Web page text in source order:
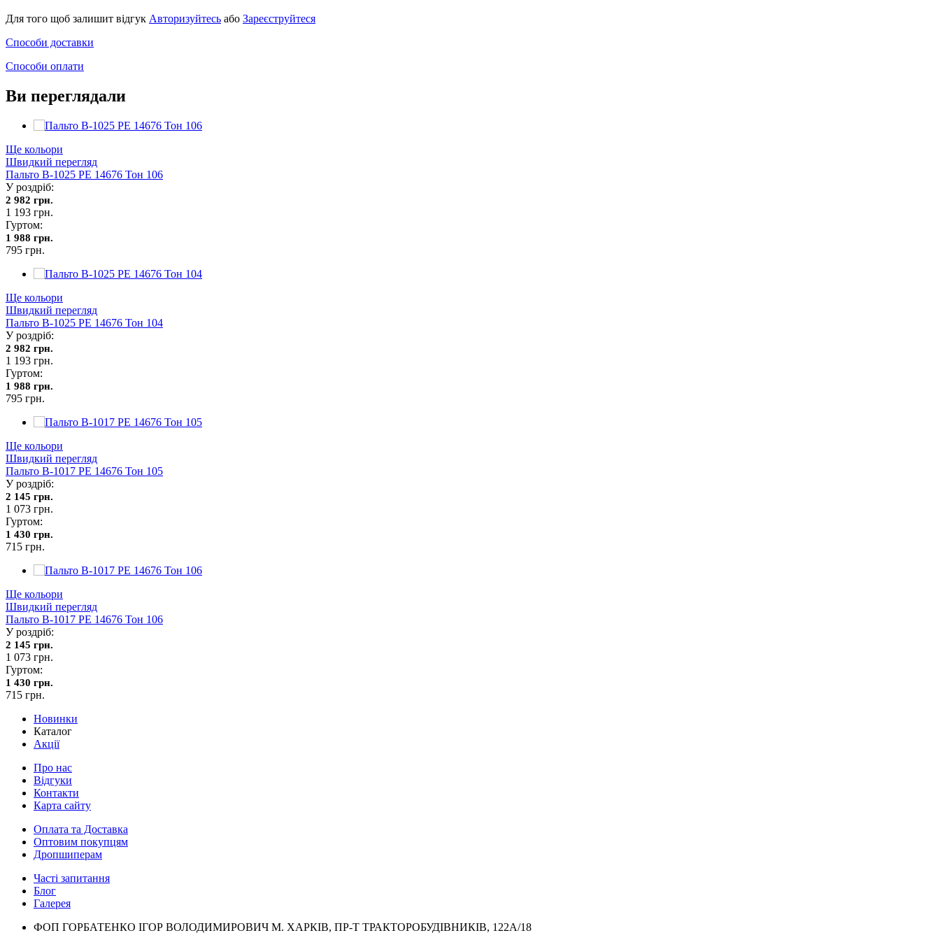
Для того щоб залишит відгук Авторизуйтесь або Зареєструйтеся
Способи доставки
Способи оплати
Ви переглядали
Ще кольори
Швидкий перегляд
Пальто В-1025 PE 14676 Тон 106
У роздріб:
2 982 грн.
1 193 грн.
Гуртом:
1 988 грн.
795 грн.
Ще кольори
Швидкий перегляд
Пальто В-1025 PE 14676 Тон 104
У роздріб:
2 982 грн.
1 193 грн.
Гуртом:
1 988 грн.
795 грн.
Ще кольори
Швидкий перегляд
Пальто В-1017 PE 14676 Тон 105
У роздріб:
2 145 грн.
1 073 грн.
Гуртом:
1 430 грн.
715 грн.
Ще кольори
Швидкий перегляд
Пальто В-1017 PE 14676 Тон 106
У роздріб:
2 145 грн.
1 073 грн.
Гуртом:
1 430 грн.
715 грн.
Новинки
Каталог
Акції
Про нас
Відгуки
Контакти
Карта сайту
Оплата та Доставка
Оптовим покупцям
Дропшиперам
Часті запитання
Блог
Галерея
ФОП ГОРБАТЕНКО ІГОР ВОЛОДИМИРОВИЧ М. ХАРКІВ, ПР-Т ТРАКТОРОБУДІВНИКІВ, 122А/18